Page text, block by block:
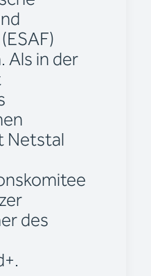
in der
Netstal
des